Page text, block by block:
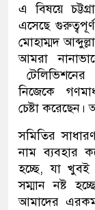
এ বিষয়ে
এসেছে
মোহাম্মদ
আমরা
নিজেকে
চেষ্টা
সমিতির
নাম ব্যবহার
হচ্ছে, যা খুবই
সম্মান নষ্ট
আমাদের এরকম